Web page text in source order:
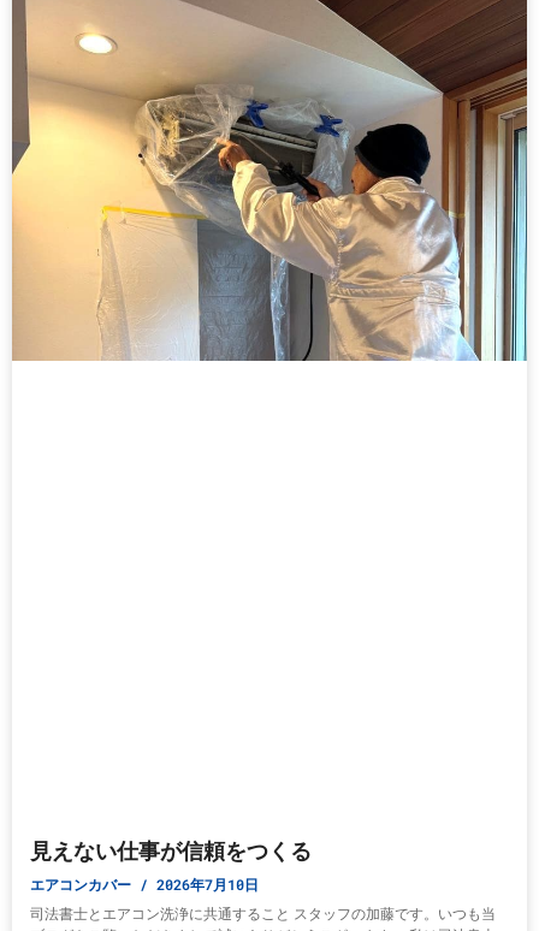
見えない仕事が信頼をつくる
エアコンカバー 2026年7月10日
司法書士とエアコン洗浄に共通すること スタッフの加藤です。いつも当